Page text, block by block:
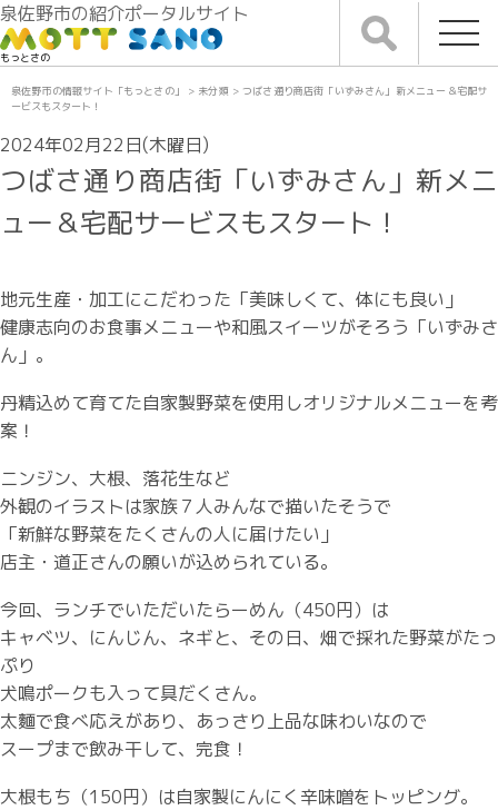
泉佐野市の紹介ポータルサイト
もっとさの
泉佐野市の情報サイト「もっとさの」 > 未分類 > つばさ通り商店街「いずみさん」新メニュー＆宅配サ
ービスもスタート！
2024年02月22日(木曜日)
つばさ通り商店街「いずみさん」新メニ
ュー＆宅配サービスもスタート！
地元生産・加工にこだわった「美味しくて、体にも良い」
健康志向のお食事メニューや和風スイーツがそろう「いずみさ
ん」。
丹精込めて育てた自家製野菜を使用しオリジナルメニューを考
案！
ニンジン、大根、落花生など
外観のイラストは家族７人みんなで描いたそうで
「新鮮な野菜をたくさんの人に届けたい」
店主・道正さんの願いが込められている。
今回、ランチでいただいたらーめん（450円）は
キャベツ、にんじん、ネギと、その日、畑で採れた野菜がたっ
ぷり
犬鳴ポークも入って具だくさん。
太麵で食べ応えがあり、あっさり上品な味わいなので
スープまで飲み干して、完食！
大根もち（150円）は自家製にんにく辛味噌をトッピング。